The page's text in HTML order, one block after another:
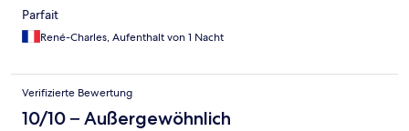
Parfait
René-Charles, Aufenthalt von 1 Nacht
Verifizierte Bewertung
10/10 – Außergewöhnlich